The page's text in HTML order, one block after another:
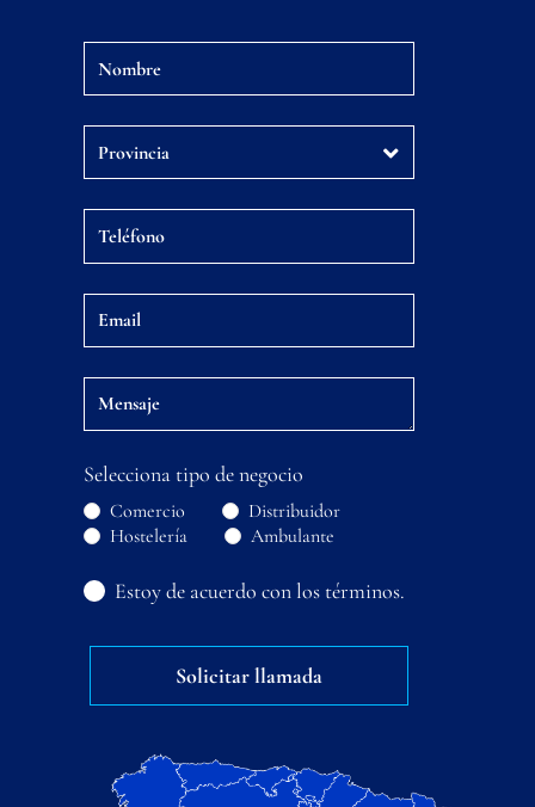
Selecciona tipo de negocio
Comercio
Distribuidor
Hostelería
Ambulante
Estoy de acuerdo con los términos.
Solicitar llamada